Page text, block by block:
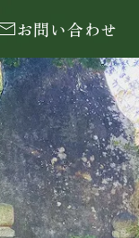
お問い合わせ